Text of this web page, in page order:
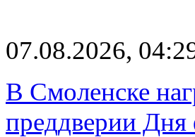
07.08.2026,
В Смоленске
преддверии Дня